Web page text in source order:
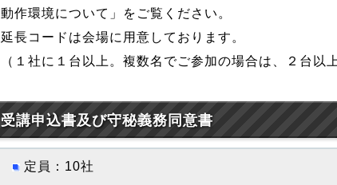
動作環境について」をご覧ください。
延長コードは会場に用意しております。
（１社に１台以上。複数名でご参加の場合は、２台以
受講申込書及び守秘義務同意書
定員：10社